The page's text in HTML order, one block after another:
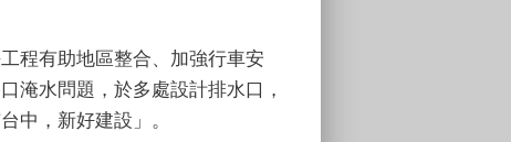
程有助地區整合、加強行車安
淹水問題，於多處設計排水口，
中，新好建設」。